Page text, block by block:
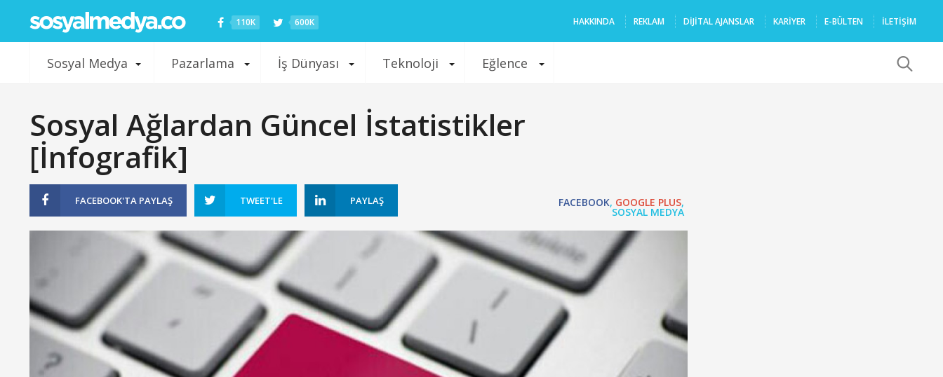
110K 600K HAKKINDA REKLAM DIJITAL AJANSLAR KARIYER E-BÜLTEN İLETİŞİM
Sosyal Medya Pazarlama İş Dünyası Teknoloji Eğlence
Sosyal Ağlardan Güncel İstatistikler
[İnfografik]
FACEBOOK'TA PAYLAŞ TWEET'LE PAYLAŞ FACEBOOK, GOOGLE PLUS,
SOSYAL MEDYA